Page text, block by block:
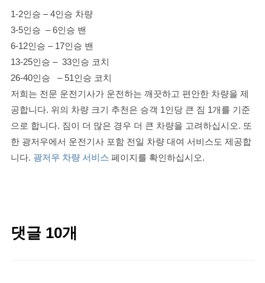
1-2인승 – 4인승 차량
3-5인승 – 6인승 밴
6-12인승 – 17인승 밴
13-25인승 – 33인승 코치
26-40인승 – 51인승 코치
저희는 전문 운전기사가 운전하는 깨끗하고 편안한 차량을 제
공합니다. 위의 차량 크기 추천은 승객 1인당 큰 짐 1개를 기준
으로 합니다. 짐이 더 많은 경우 더 큰 차량을 고려하십시오. 또
한 광저우에서 운전기사 포함 전일 차량 대여 서비스도 제공합
니다. 광저우 차량 서비스페이지를 확인하십시오.
댓글 10개